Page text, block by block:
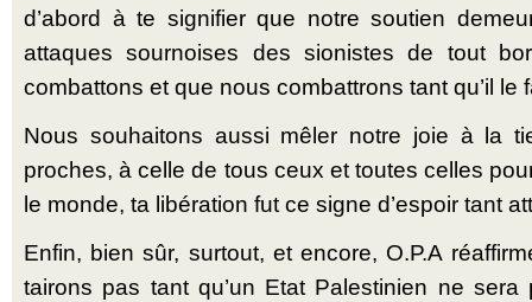
d’abord à te signifier que notre soutien
attaques sournoises des sionistes de tout
combattons et que nous combattrons tant qu’il le
Nous souhaitons aussi mêler notre joie à la
proches, à celle de tous ceux et toutes celles
le monde, ta libération fut ce signe d’espoir tant
Enfin, bien sûr, surtout, et encore, O.P.A
tairons pas tant qu’un Etat Palestinien ne sera